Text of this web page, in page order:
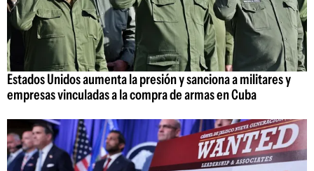
Estados Unidos aumenta la presión y sanciona a militares y
empresas vinculadas a la compra de armas en Cuba